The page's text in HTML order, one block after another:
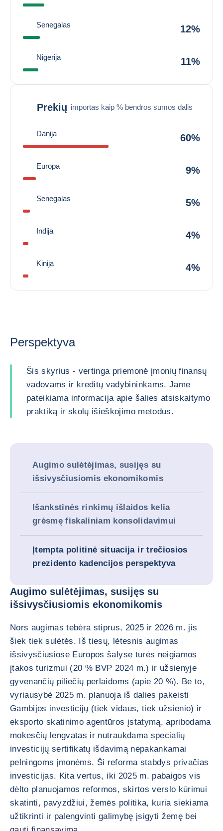
Senegalas 12%
Nigerija 11%
Prekių importas kaip % bendros sumos dalis
Danija 60%
Europa 9%
Senegalas 5%
Indija 4%
Kinija 4%
Perspektyva
Šis skyrius - vertinga priemonė įmonių finansų
vadovams ir kreditų vadybininkams. Jame
pateikiama informacija apie šalies atsiskaitymo
praktiką ir skolų išieškojimo metodus.
Augimo sulėtėjimas, susijęs su
išsivysčiusiomis ekonomikomis
Išankstinės rinkimų išlaidos kelia
grėsmę fiskaliniam konsolidavimui
Įtempta politinė situacija ir trečiosios
prezidento kadencijos perspektyva
Augimo sulėtėjimas, susijęs su
išsivysčiusiomis ekonomikomis
Nors augimas tebėra stiprus, 2025 ir 2026 m. jis
šiek tiek sulėtės. Iš tiesų, lėtesnis augimas
išsivysčiusiose Europos šalyse turės neigiamos
įtakos turizmui (20 % BVP 2024 m.) ir užsienyje
gyvenančių piliečių perlaidoms (apie 20 %). Be to,
vyriausybė 2025 m. planuoja iš dalies pakeisti
Gambijos investicijų (tiek vidaus, tiek užsienio) ir
eksporto skatinimo agentūros įstatymą, apribodama
mokesčių lengvatas ir nutraukdama specialių
investicijų sertifikatų išdavimą nepakankamai
pelningoms įmonėms. Ši reforma stabdys privačias
investicijas. Kita vertus, iki 2025 m. pabaigos vis
dėlto planuojamos reformos, skirtos verslo kūrimui
skatinti, pavyzdžiui, žemės politika, kuria siekiama
užtikrinti ir palengvinti galimybę įsigyti žemę bei